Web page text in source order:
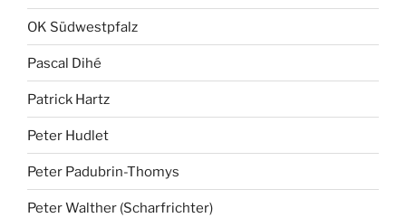
OK Südwestpfalz
Pascal Dihé
Patrick Hartz
Peter Hudlet
Peter Padubrin-Thomys
Peter Walther (Scharfrichter)